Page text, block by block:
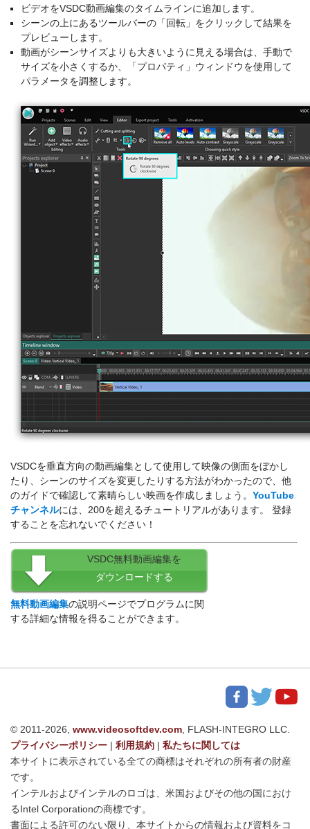
ビデオをVSDC動画編集のタイムラインに追加します。
シーンの上にあるツールバーの「回転」をクリックして結果を
プレビューします。
動画がシーンサイズよりも大きいように見える場合は、手動で
サイズを小さくするか、「プロパティ」ウィンドウを使用して
パラメータを調整します。
VSDCを垂直方向の動画編集として使用して映像の側面をぼかし
たり、シーンのサイズを変更したりする方法がわかったので、他
のガイドで確認して素晴らしい映画を作成しましょう。 YouTube
チャンネルには、200を超えるチュートリアルがあります。 登録
することを忘れないでください！
VSDC無料動画編集を
ダウンロードする
無料動画編集の説明ページでプログラムに関
する詳細な情報を得ることができます。
© 2011-2026, www.videosoftdev.com , FLASH-INTEGRO LLC.
プライバシーポリシー | 利用規約 | 私たちに関しては
本サイトに表示されている全ての商標はそれぞれの所有者の財産
です。
インテルおよびインテルのロゴは、米国およびその他の国におけ
るIntel Corporationの商標です。
書面による許可のない限り、本サイトからの情報および資料をコ